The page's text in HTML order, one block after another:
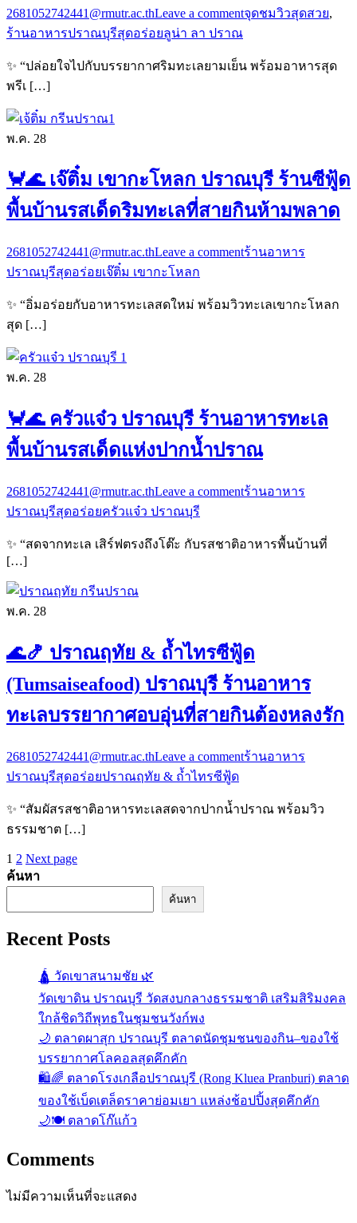
2681052742441@rmutr.ac.thLeave a commentจุดชมวิวสุดสวย,
ร้านอาหารปราณบุรีสุดอร่อยลูน่า ลา ปราณ
✨ “ปล่อยใจไปกับบรรยากาศริมทะเลยามเย็น พร้อมอาหารสุด
พรีเ […]
พ.ค. 28
🦀🌊 เจ๊ติ๋ม เขากะโหลก ปราณบุรี ร้านซีฟู้ด
พื้นบ้านรสเด็ดริมทะเลที่สายกินห้ามพลาด
2681052742441@rmutr.ac.thLeave a commentร้านอาหาร
ปราณบุรีสุดอร่อยเจ๊ติ๋ม เขากะโหลก
✨ “อิ่มอร่อยกับอาหารทะเลสดใหม่ พร้อมวิวทะเลเขากะโหลก
สุด […]
พ.ค. 28
🦀🌊 ครัวแจ๋ว ปราณบุรี ร้านอาหารทะเล
พื้นบ้านรสเด็ดแห่งปากน้ำปราณ
2681052742441@rmutr.ac.thLeave a commentร้านอาหาร
ปราณบุรีสุดอร่อยครัวแจ๋ว ปราณบุรี
✨ “สดจากทะเล เสิร์ฟตรงถึงโต๊ะ กับรสชาติอาหารพื้นบ้านที่
[…]
พ.ค. 28
🌊🍤 ปราณฤทัย & ถ้ำไทรซีฟู้ด
(Tumsaiseafood) ปราณบุรี ร้านอาหาร
ทะเลบรรยากาศอบอุ่นที่สายกินต้องหลงรัก
2681052742441@rmutr.ac.thLeave a commentร้านอาหาร
ปราณบุรีสุดอร่อยปราณฤทัย & ถ้ำไทรซีฟู้ด
✨ “สัมผัสรสชาติอาหารทะเลสดจากปากน้ำปราณ พร้อมวิว
ธรรมชาต […]
Posts
pagination
Page
1 Page
2 Next page
ค้นหา
ค้นหา
Recent Posts
🛕 วัดเขาสนามชัย 🌿
วัดเขาดิน ปราณบุรี วัดสงบกลางธรรมชาติ เสริมสิริมงคล
ใกล้ชิดวิถีพุทธในชุมชนวังก์พง
🌙 ตลาดผาสุก ปราณบุรี ตลาดนัดชุมชนของกิน–ของใช้
บรรยากาศโลคอลสุดคึกคัก
🛍️🌈 ตลาดโรงเกลือปราณบุรี (Rong Kluea Pranburi) ตลาด
ของใช้เบ็ดเตล็ดราคาย่อมเยา แหล่งช้อปปิ้งสุดคึกคัก
🌙🍽️ ตลาดโก๊แก้ว
Comments
ไม่มีความเห็นที่จะแสดง